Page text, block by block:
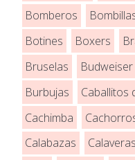
Bomberos
Botines
Boxers
Bruselas
Budweiser
Burbujas
Caballitos
Cachimba
Calabazas
Calaveras